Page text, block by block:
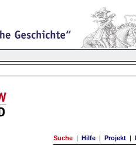
Suche | Hilfe | Projekt |